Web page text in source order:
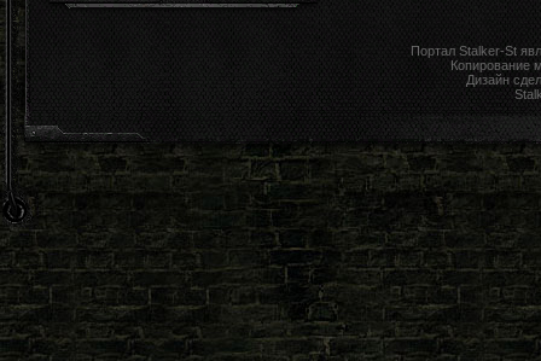
Портал Stalker-St
Копирование
Дизайн